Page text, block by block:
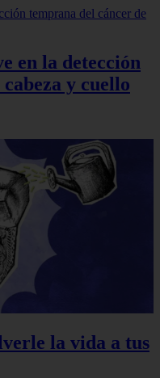
en la detección
y cuello
la vida a tus